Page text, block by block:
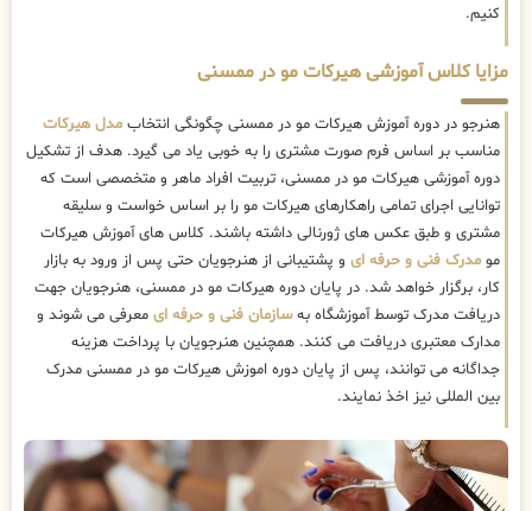
کنیم.
مزایا کلاس آموزشی هیرکات مو در ممسنی
هنرجو در دوره آموزش هیرکات مو در ممسنی چگونگی انتخاب مدل هیرکات
مناسب بر اساس فرم صورت مشتری را به خوبی یاد می گیرد. هدف از تشکیل
دوره آموزشی هیرکات مو در ممسنی، تربیت افراد ماهر و متخصصی است که
توانایی اجرای تمامی راهکارهای هیرکات مو را بر اساس خواست و سلیقه
مشتری و طبق عکس های ژورنالی داشته باشند. کلاس های آموزش هیرکات
مو مدرک فنی و حرفه ای و پشتیبانی از هنرجویان حتی پس از ورود به بازار
کار، برگزار خواهد شد. در پایان دوره هیرکات مو در ممسنی، هنرجویان جهت
دریافت مدرک توسط آموزشگاه بهسازمان فنی و حرفه ای معرفی می شوند و
مدارک معتبری دریافت می کنند. همچنین هنرجویان با پرداخت هزینه
جداگانه می توانند، پس از پایان دوره اموزش هیرکات مو در ممسنی مدرک
بین المللی نیز اخذ نمایند.